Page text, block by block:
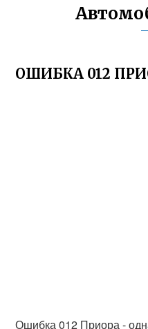
ОШИБКА 012
Ошибка 012 Приора -